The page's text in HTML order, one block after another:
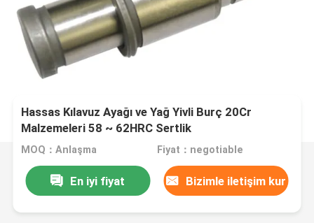
Hassas Kılavuz Ayağı ve Yağ Yivli Burç 20Cr
Malzemeleri 58 ~ 62HRC Sertlik
MOQ：Anlaşma Fiyat：negotiable
En iyi fiyat Bizimle iletişim kur